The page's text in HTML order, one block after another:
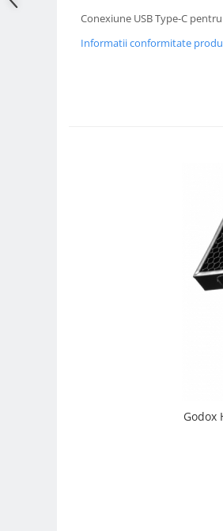
Huse de ploaie
Microfoane / Reportofoane
Conexiune USB Type-C
Informatii conformitate
Godox